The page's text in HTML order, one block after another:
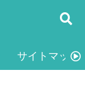
サイトマップ